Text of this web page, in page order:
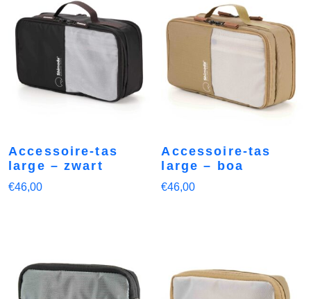
Accessoire-tas
large – zwart
€46,00
Accessoire-tas
large – boa
€46,00